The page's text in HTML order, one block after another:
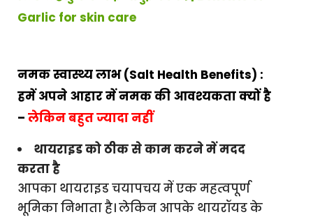
Garlic for skin care
नमक स्वास्थ्य लाभ (Salt Health Benefits) :
हमें अपने आहार में नमक की आवश्यकता क्यों है
– लेकिन बहुत ज्यादा नहीं
थायराइड को ठीक से काम करने में मदद
करता है
आपका थायराइड चयापचय में एक महत्वपूर्ण
भूमिका निभाता है। लेकिन आपके थायरॉयड के